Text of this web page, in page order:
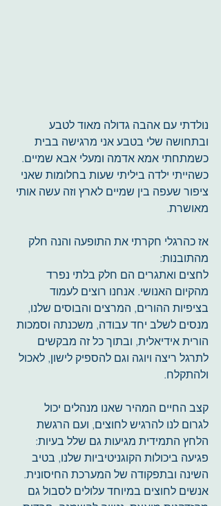
נולדתי עם אהבה גדולה מאוד לטבע
ובתחושה שלי בטבע אני מרגישה בבית
כשמתחתי אמא אדמה ומעלי אבא שמיים.
כשהייתי ילדה ביליתי שעות בחלומות שאני
ציפור שעפה בין שמיים לארץ וזה עשה אותי
מאושרת.
אז כהרגלי חקרתי את התופעה והנה חלק
מהתובנות:
לחצים ואתגרים הם חלק בלתי נפרד
מהקיום האנושי. אנחנו רוצים לעמוד
בציפיות ההורים, המרצים והבוסים שלנו,
מנסים לשלב יחד עבודה, משכנתה וסמכות
הורית אידיאלית, ובתוך כל זה מבקשים
לתרגל ריצה ויוגה וגם להספיק לישון, לאכול
ולהתקלח.
קצב החיים המהיר שאנו מנהלים יכול
לגרום לנו להרגיש לחוצים, ועם הרגשת
הלחץ התמידית מגיעות גם שלל בעיות:
פגיעה ביכולות הקוגניטיביות שלנו, בטיב
השינה ובתפקודה של המערכת החיסונית.
אנשים לחוצים במיוחד עלולים לסבול גם